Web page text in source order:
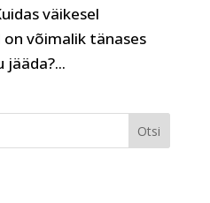
väikesel
võimalik tänases